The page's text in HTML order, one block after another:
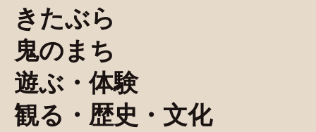
きたぶら
鬼のまち
遊ぶ・体験
観る・歴史・文化